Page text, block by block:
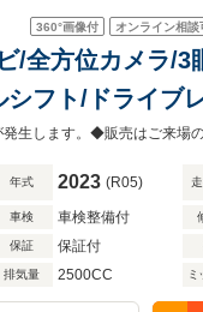
360°画像付 オンライン相談
/全方位カメラ/3
フト/ドライブ
ホイール/衝突
年式 2023 (R05)
車検 車検整備付
保証 保証付
排気量 2500CC ミ